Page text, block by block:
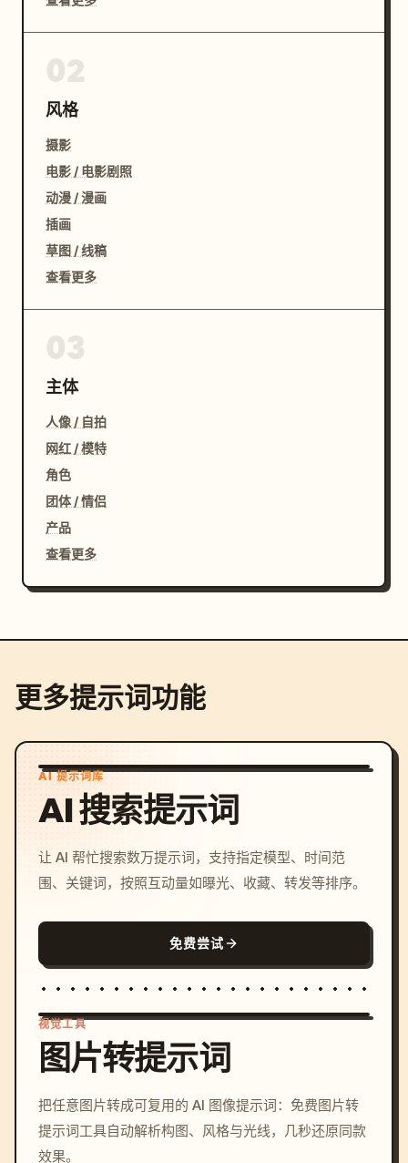
风格
摄影
电影 / 电影剧照
动漫 / 漫画
插画
草图 / 线稿
查看更多
主体
人像 / 自拍
网红 / 模特
角色
团体 / 情侣
产品
查看更多
更多提示词功能
AI 提示词库
AI 搜索提示词
让 AI 帮忙搜索数万提示词，支持指定模型、时间范
围、关键词，按照互动量如曝光、收藏、转发等排序。
免费尝试
c, cyberpunk sunset, neon
colors, 8k --v 6.0
视觉工具
图片转提示词
把任意图片转成可复用的 AI 图像提示词：免费图片转
提示词工具自动解析构图、风格与光线，几秒还原同款
效果。